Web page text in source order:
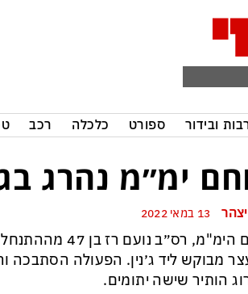
ובידור ספורט כלכלה רכב
ימ״מ נהרג
לוחם הימ"מ,
מבוקש ליד ג׳נין. הפעולה הסתבכה
הותיר שישה יתומים.